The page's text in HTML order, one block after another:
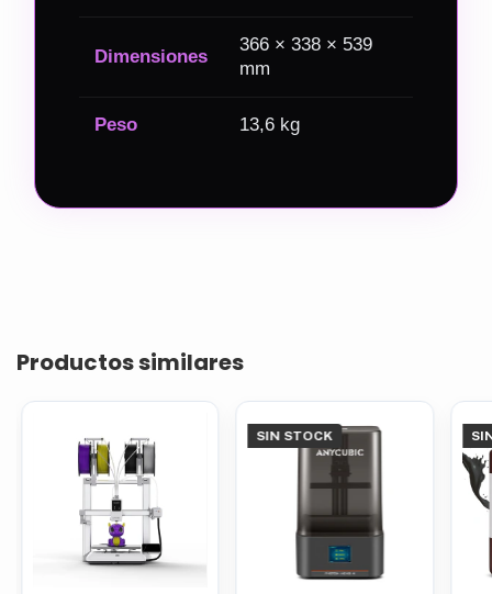
Dimensiones
366 × 338 × 539
mm
Peso 13,6 kg
Productos similares
SIN STOCK